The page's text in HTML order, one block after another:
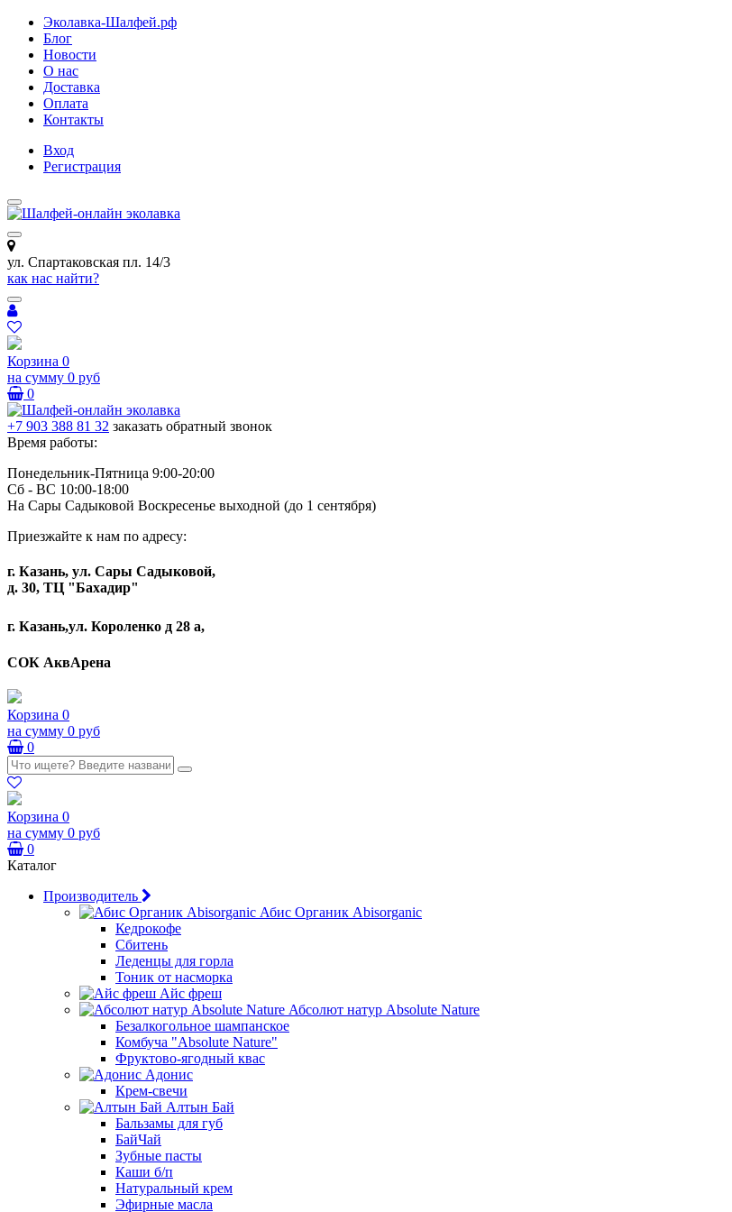
Эколавка-Шалфей.рф
Блог
Новости
О нас
Доставка
Оплата
Контакты
Вход
Регистрация
ул. Спартаковская пл. 14/3
как нас найти?
Корзина 0
на сумму 0 руб
0
+7 903 388 81 32 заказать обратный звонок
Время работы:
Понедельник-Пятница 9:00-20:00
Сб - ВС 10:00-18:00
На Сары Садыковой Воскресенье выходной (до 1 сентября)
Приезжайте к нам по адресу:
г. Казань, ул. Сары Садыковой,
д. 30, ТЦ "Бахадир"
г. Казань,ул. Короленко д 28 а,
СОК АквАрена
Корзина 0
на сумму 0 руб
0
Корзина 0
на сумму 0 руб
0
Каталог
Производитель
Абис Органик Abisorganic
Кедрокофе
Сбитень
Леденцы для горла
Тоник от насморка
Айс фреш
Абсолют натур Absolute Nature
Безалкогольное шампанское
Комбуча "Absolute Nature"
Фруктово-ягодный квас
Адонис
Крем-свечи
Алтын Бай
Бальзамы для губ
БайЧай
Зубные пасты
Каши б/п
Натуральный крем
Эфирные масла